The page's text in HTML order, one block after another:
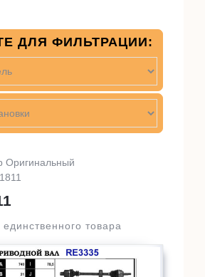
Оригинальный
товара
ДЛЯ ФИЛЬТРАЦИИ: